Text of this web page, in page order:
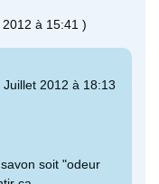
à 15:41 )
2012 à 18:13
soit "odeur